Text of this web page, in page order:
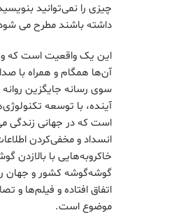
چیزی را نمی‌توانید
داشته باشند مطرح می
این یک واقعیت است که
آن‌ها همگام و همراه با
سوی رسانه جایگزین
آینده، با توسعه
است که در جهانی زندگی
انسداد و مخفی‌کردن
خاکروبه‌هایی با بالازدن
گوشه‌گوشه کشور و جهان
اتفاق افتاده و فیلم‌ها
موضوع است.